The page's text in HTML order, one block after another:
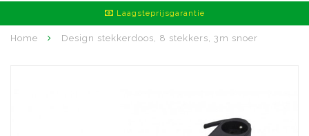
Laagsteprijsgarantie
Home Design stekkerdoos, 8 stekkers, 3m snoer